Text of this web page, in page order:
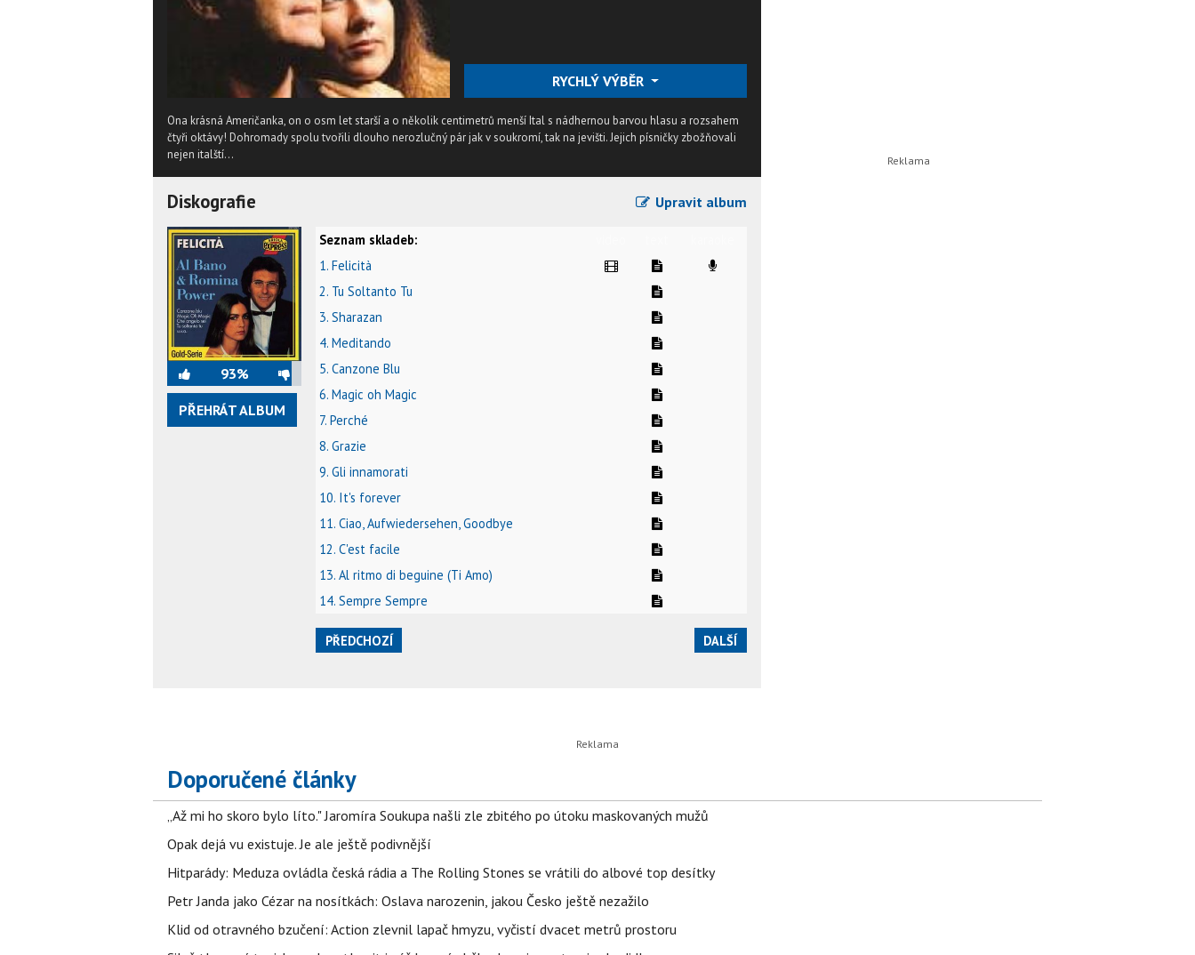
RYCHLÝ VÝBĚR
Ona krásná Američanka, on o osm let starší a o několik centimetrů menší Ital s nádhernou barvou hlasu a rozsahem
čtyři oktávy! Dohromady spolu tvořili dlouho nerozlučný pár jak v soukromí, tak na jevišti. Jejich písničky zbožňovali
nejen italští...
Diskografie Upravit album
93%
PŘEHRÁT ALBUM
Seznam skladeb:
1. Felicità
2. Tu Soltanto Tu
3. Sharazan
4. Meditando
5. Canzone Blu
6. Magic oh Magic
7. Perché
8. Grazie
9. Gli innamorati
10. It's forever
11. Ciao, Aufwiedersehen, Goodbye
12. C'est facile
13. Al ritmo di beguine (Ti Amo)
14. Sempre Sempre
PŘEDCHOZÍ DALŠÍ
Doporučené články
„Až mi ho skoro bylo líto." Jaromíra Soukupa našli zle zbitého po útoku maskovaných mužů
Opak dejá vu existuje. Je ale ještě podivnější
Hitparády: Meduza ovládla česká rádia a The Rolling Stones se vrátili do albové top desítky
Petr Janda jako Cézar na nosítkách: Oslava narozenin, jakou Česko ještě nezažilo
Klid od otravného bzučení: Action zlevnil lapač hmyzu, vyčistí dvacet metrů prostoru